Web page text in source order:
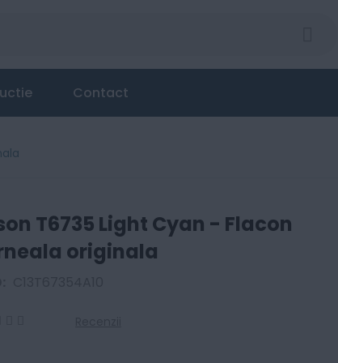
Contact
T6735 Light Cyan - Flacon
originala